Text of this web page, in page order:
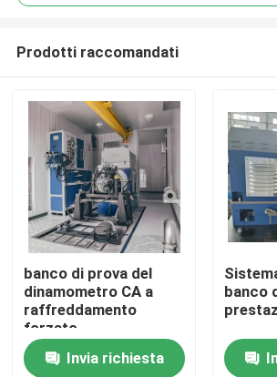
Casa.
Prodotti
Chi Siamo
Prodotti raccomandati
banco di prova del
dinamometro CA a
raffreddamento
forzato
Invia richiesta
banco